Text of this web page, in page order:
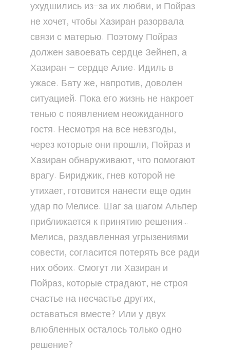
ухудшились из-за их любви, и Пойраз
не хочет, чтобы Хазиран разорвала
связи с матерью. Поэтому Пойраз
должен завоевать сердце Зейнеп, а
Хазиран — сердце Алие. Идиль в
ужасе. Бату же, напротив, доволен
ситуацией. Пока его жизнь не накроет
тенью с появлением неожиданного
гостя. Несмотря на все невзгоды,
через которые они прошли, Пойраз и
Хазиран обнаруживают, что помогают
врагу. Бириджик, гнев которой не
утихает, готовится нанести еще один
удар по Мелисе. Шаг за шагом Альпер
приближается к принятию решения…
Мелиса, раздавленная угрызениями
совести, согласится потерять все ради
них обоих. Смогут ли Хазиран и
Пойраз, которые страдают, не строя
счастье на несчастье других,
оставаться вместе? Или у двух
влюбленных осталось только одно
решение?